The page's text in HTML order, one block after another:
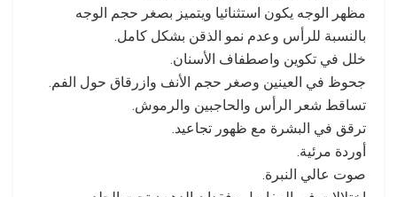
مظهر الوجه يكون استثنائيا ويتميز بصغر حجم الوجه
بالنسبة للرأس وعدم نمو الذقن بشكل كامل.
خلل في تكوين واصطفاف الأسنان.
جحوظ في العينين وصغر حجم الأنف وازرقاق حول الفم.
تساقط شعر الرأس والحاجبين والرموش.
ترقق في البشرة مع ظهور تجاعيد.
أوردة مرئية.
صوت عالي النبرة.